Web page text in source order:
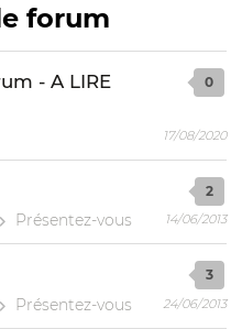
forum
- A LIRE
0
17/08/2020
Présentez-vous
2
14/06/2013
Présentez-vous
3
24/06/2013